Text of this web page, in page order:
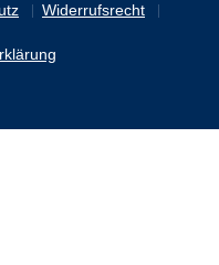
Widerrufsrecht